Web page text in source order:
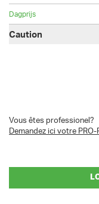
Vous êtes professionel?
Demandez ici votre PRO-